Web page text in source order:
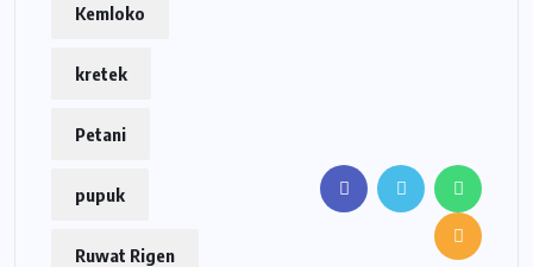
Kemloko
kretek
Petani
pupuk
Ruwat Rigen